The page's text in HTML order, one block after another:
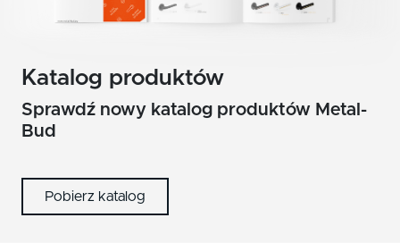
patyna
czarny
Katalog produktów
Sprawdź nowy katalog produktów Metal-
Bud
Pobierz katalog